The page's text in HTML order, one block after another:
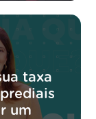
taxa
um